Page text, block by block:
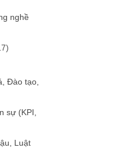
nghề
Đào tạo,
sự (KPI,
Luật